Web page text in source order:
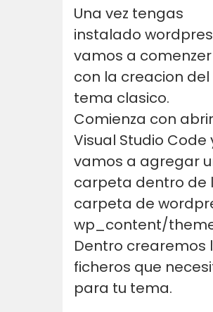
Una vez tengas
instalado
vamos a comenzer
con la creacion del
tema clasico.
Comienza con abrir
Visual Studio Code
vamos a agregar
carpeta dentro de
carpeta de
wp_content/
Dentro crearemos
ficheros que
para tu tema.